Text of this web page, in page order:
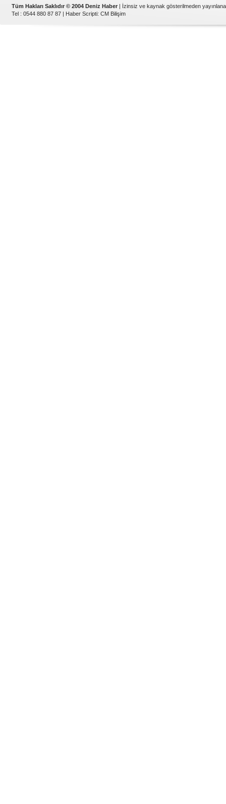
Tüm Hakları Saklıdır © 2004 Deniz Haber | İzinsiz ve kaynak gösterilmeden
Tel : 0544 880 87 87 | Haber Scripti: CM Bilişim